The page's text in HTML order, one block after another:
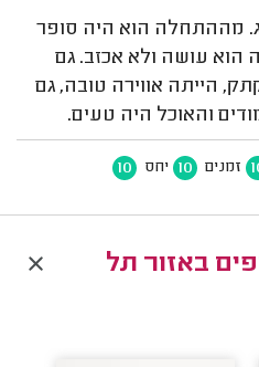
מההתחלה הוא היה סופר
הוא עושה ולא אכזב. גם
הייתה אווירה טובה, גם
והאוכל היה טעים.
זמנים 10 יחס 10
באזור תל